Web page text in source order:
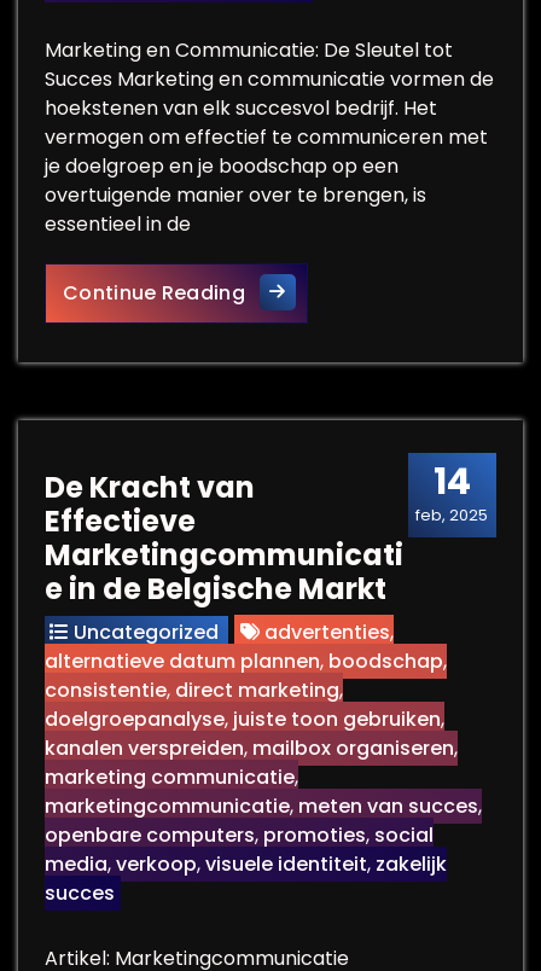
Marketing en Communicatie: De Sleutel tot
Succes Marketing en communicatie vormen de
hoekstenen van elk succesvol bedrijf. Het
vermogen om effectief te communiceren met
je doelgroep en je boodschap op een
overtuigende manier over te brengen, is
essentieel in de
Continue ReadingDe Synergie tussen
14
feb, 2025
De Kracht van
Effectieve
Marketingcommunicati
e in de Belgische Markt
Uncategorized advertenties,
alternatieve datum plannen, boodschap,
consistentie, direct marketing,
doelgroepanalyse, juiste toon gebruiken,
kanalen verspreiden, mailbox organiseren,
marketing communicatie,
marketingcommunicatie, meten van succes,
openbare computers, promoties, social
media,verkoop,visuele identiteit, zakelijk
succes
Artikel: Marketingcommunicatie